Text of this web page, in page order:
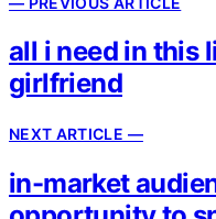
all i need in this
girlfriend
NEXT ARTICLE —
in-market